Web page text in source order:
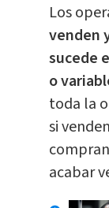
Los
venden
sucede
o
toda la
si
acabar